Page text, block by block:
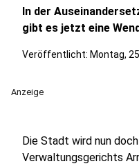
In der
gibt es jetzt eine
Veröffentlicht: Montag,
Anzeige
Die Stadt wird nun
Verwaltungsgerichts